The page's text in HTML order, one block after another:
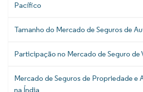
Pacífico
Tamanho do Mercado de Seguros de
Participação no Mercado de Seguro de
Mercado de Seguros de Propriedade e
na Índia